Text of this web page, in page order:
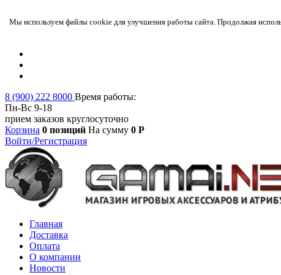
Мы используем файлы cookie для улучшения работы сайта. Продолжая
8 (900) 222 8000 Время работы:
Пн-Вс 9-18
прием заказов круглосуточно
Корзина 0 позиций На сумму 0 Р
Войти/Регистрация
Главная
Доставка
Оплата
О компании
Новости